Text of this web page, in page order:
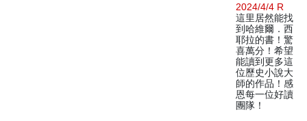
2024/4/4 R
這里居然能找
到哈維爾．西
耶拉的書！驚
喜萬分！希望
能讀到更多這
位歷史小說大
師的作品！感
恩每一位好讀
團隊！